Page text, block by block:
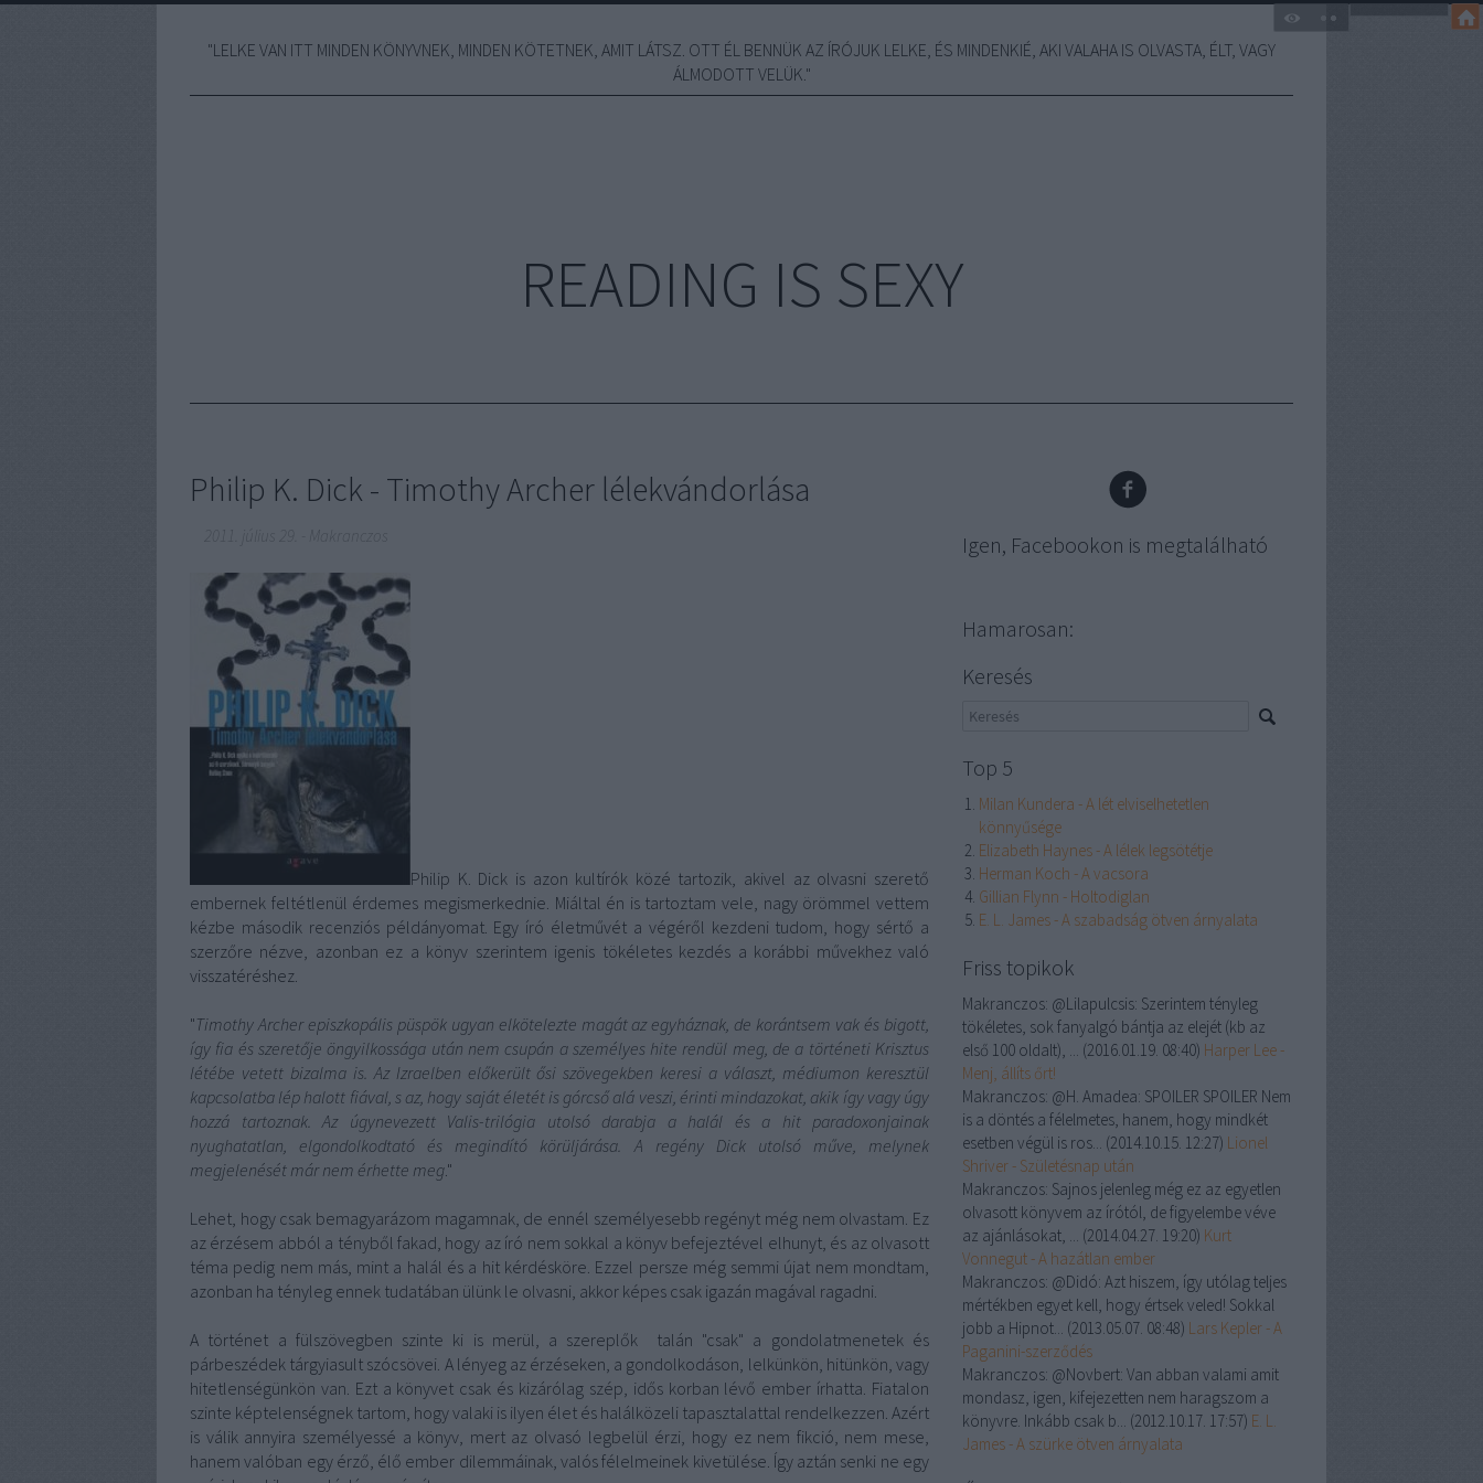
"LELKE VAN ITT MINDEN KÖNYVNEK, MINDEN KÖTETNEK, AMIT LÁTSZ. OTT ÉL BENNÜK AZ ÍRÓJUK LELKE, ÉS MINDENKIÉ, AKI VALAHA IS OLVASTA, ÉLT, VAGY
ÁLMODOTT VELÜK."
READING IS SEXY
Philip K. Dick - Timothy Archer lélekvándorlása
Makranczos
Philip K. Dick is azon kultírók közé tartozik, akivel az olvasni szerető
embernek feltétlenül érdemes megismerkednie. Miáltal én is tartoztam vele, nagy örömmel vettem
kézbe második recenziós példányomat. Egy író életművét a végéről kezdeni tudom, hogy sértő a
szerzőre nézve, azonban ez a könyv szerintem igenis tökéletes kezdés a korábbi művekhez való
visszatéréshez.
"Timothy Archer episzkopális püspök ugyan elkötelezte magát az egyháznak, de korántsem vak és bigott,
így fia és szeretője öngyilkossága után nem csupán a személyes hite rendül meg, de a történeti Krisztus
létébe vetett bizalma is. Az Izraelben előkerült ősi szövegekben keresi a választ, médiumon keresztül
kapcsolatba lép halott fiával, s az, hogy saját életét is górcső alá veszi, érinti mindazokat, akik így vagy úgy
hozzá tartoznak. Az úgynevezett Valis-trilógia utolsó darabja a halál és a hit paradoxonjainak
nyughatatlan, elgondolkodtató és megindító körüljárása. A regény Dick utolsó műve, melynek
megjelenését már nem érhette meg."
Lehet, hogy csak bemagyarázom magamnak, de ennél személyesebb regényt még nem olvastam. Ez
az érzésem abból a tényből fakad, hogy az író nem sokkal a könyv befejeztével elhunyt, és az olvasott
téma pedig nem más, mint a halál és a hit kérdésköre. Ezzel persze még semmi újat nem mondtam,
azonban ha tényleg ennek tudatában ülünk le olvasni, akkor képes csak igazán magával ragadni.
A történet a fülszövegben szinte ki is merül, a szereplők talán "csak" a gondolatmenetek és
párbeszédek tárgyiasult szócsövei. A lényeg az érzéseken, a gondolkodáson, lelkünkön, hitünkön, vagy
hitetlenségünkön van. Ezt a könyvet csak és kizárólag szép, idős korban lévő ember írhatta. Fiatalon
szinte képtelenségnek tartom, hogy valaki is ilyen élet és halálközeli tapasztalattal rendelkezzen. Azért
is válik annyira személyessé a könyv, mert az olvasó legbelül érzi, hogy ez nem fikció, nem mese,
hanem valóban egy érző, élő ember dilemmáinak, valós félelmeinek kivetülése. Így aztán senki ne egy
Igen, Facebookon is megtalálható
Hamarosan:
Keresés
Top 5
Milan Kundera - A lét elviselhetetlen
könnyűsége
Elizabeth Haynes - A lélek legsötétje
Herman Koch - A vacsora
Gillian Flynn - Holtodiglan
E. L. James - A szabadság ötven árnyalata
Friss topikok
Makranczos: @Lilapulcsis: Szerintem tényleg
tökéletes, sok fanyalgó bántja az elejét (kb az
első 100 oldalt), ... (2016.01.19. 08:40) Harper Lee -
Menj, állíts őrt!
Makranczos: @H. Amadea: SPOILER SPOILER Nem
is a döntés a félelmetes, hanem, hogy mindkét
esetben végül is ros... (2014.10.15. 12:27) Lionel
Shriver - Születésnap után
Makranczos: Sajnos jelenleg még ez az egyetlen
olvasott könyvem az írótól, de figyelembe véve
az ajánlásokat, ... (2014.04.27. 19:20) Kurt
Vonnegut - A hazátlan ember
Makranczos: @Didó: Azt hiszem, így utólag teljes
mértékben egyet kell, hogy értsek veled! Sokkal
jobb a Hipnot... (2013.05.07. 08:48) Lars Kepler - A
Paganini-szerződés
Makranczos: @Novbert: Van abban valami amit
mondasz, igen, kifejezetten nem haragszom a
könyvre. Inkább csak b... (2012.10.17. 17:57) E. L.
James - A szürke ötven árnyalata